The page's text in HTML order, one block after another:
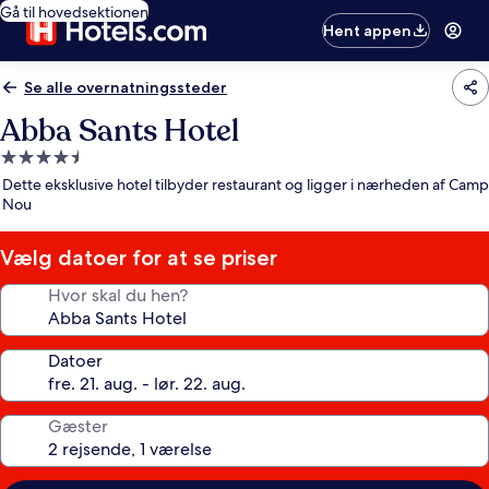
Gå til hovedsektionen
Hent appen
Se alle overnatningssteder
Abba Sants Hotel
4.5-
stjernet
overnatningssted
Dette eksklusive hotel tilbyder restaurant og ligger i nærheden af Camp
Nou
Vælg datoer for at se priser
Hvor skal du hen?
Datoer
Gæster